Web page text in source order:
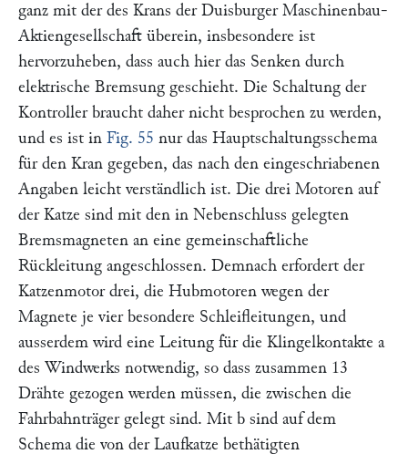
ganz mit der des Krans der Duisburger Maschinenbau-
Aktiengesellschaft überein, insbesondere ist
hervorzuheben, dass auch hier das Senken durch
elektrische Bremsung geschieht. Die Schaltung der
Kontroller braucht daher nicht besprochen zu werden,
und es ist in Fig. 55 nur das Hauptschaltungsschema
für den Kran gegeben, das nach den eingeschriabenen
Angaben leicht verständlich ist. Die drei Motoren auf
der Katze sind mit den in Nebenschluss gelegten
Bremsmagneten an eine gemeinschaftliche
Rückleitung angeschlossen. Demnach erfordert der
Katzenmotor drei, die Hubmotoren wegen der
Magnete je vier besondere Schleifleitungen, und
ausserdem wird eine Leitung für die Klingelkontakte a
des Windwerks notwendig, so dass zusammen 13
Drähte gezogen werden müssen, die zwischen die
Fahrbahnträger gelegt sind. Mit b sind auf dem
Schema die von der Laufkatze bethätigten